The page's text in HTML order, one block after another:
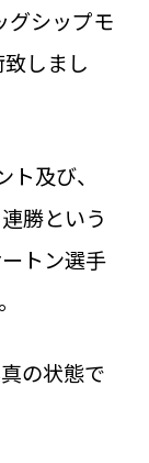
グシップモ
しまし
及び、
勝という
トン選手
の状態で